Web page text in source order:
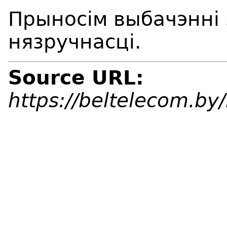
Прыносім
нязручнасці.
Source URL:
https://